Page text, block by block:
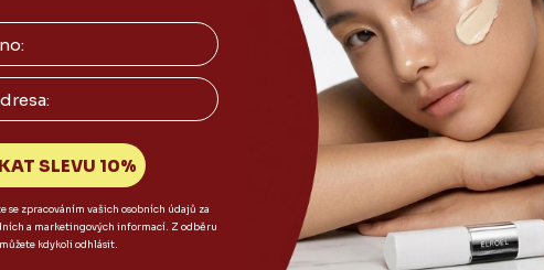
HLAVNÍ SLOŽKY
✨ Retinol a
vrásky
✨Niacinamid-
Bakuchiol- přírodní
✨ Beta-karoten-
podporuje regeneraci
Ceramidy
(z
SLEVU 10%
se zpracováním vašich osobních údajů za
a marketingových informací. Z odběru
kdykoli odhlásit.